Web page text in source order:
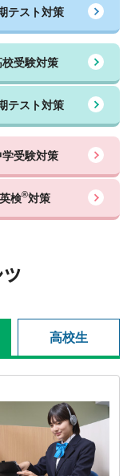
テスト対策
校受験対策
テスト対策
学受験対策
英検®対策
高校生